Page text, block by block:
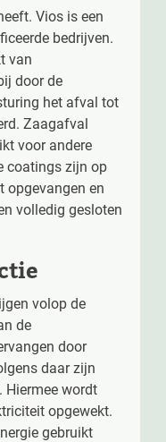
Vios is een
bedrijven.
van
door de
het afval tot
Zaagafval
voor andere
coatings zijn op
opgevangen en
volledig gesloten
volop de
de
door
daar zijn
Hiermee wordt
opgewekt.
gebruikt